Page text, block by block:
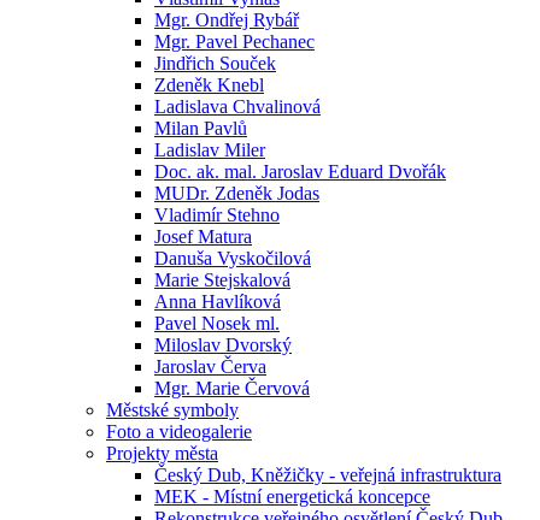
Mgr. Ondřej Rybář
Mgr. Pavel Pechanec
Jindřich Souček
Zdeněk Knebl
Ladislava Chvalinová
Milan Pavlů
Ladislav Miler
Doc. ak. mal. Jaroslav Eduard Dvořák
MUDr. Zdeněk Jodas
Vladimír Stehno
Josef Matura
Danuša Vyskočilová
Marie Stejskalová
Anna Havlíková
Pavel Nosek ml.
Miloslav Dvorský
Jaroslav Červa
Mgr. Marie Červová
Městské symboly
Foto a videogalerie
Projekty města
Český Dub, Kněžičky - veřejná infrastruktura
MEK - Místní energetická koncepce